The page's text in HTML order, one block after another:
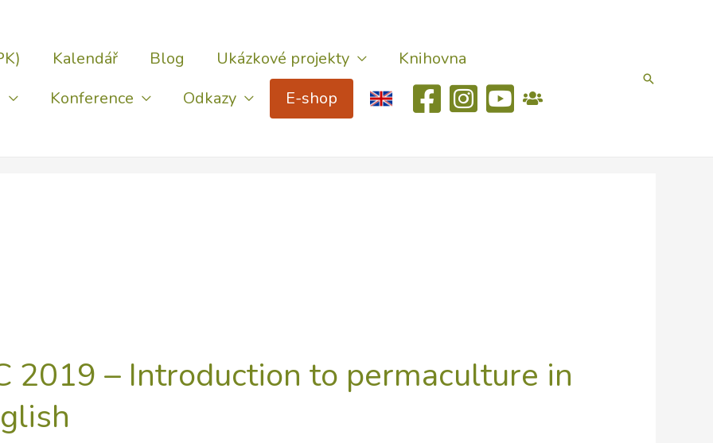
Kalendář Blog Ukázkové projekty
Knihovna
Konference Odkazy E-shop
Hledat
2019 – Introduction to permaculture in